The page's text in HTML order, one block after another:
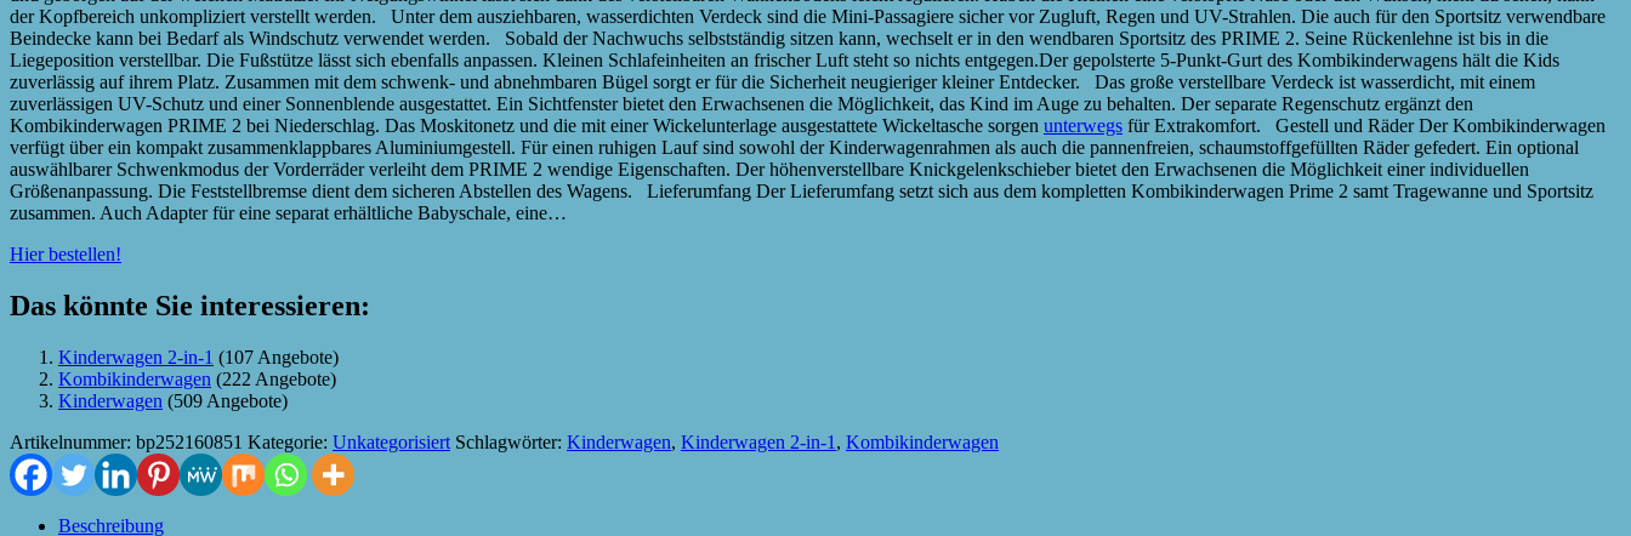
der Kopfbereich unkompliziert verstellt werden. Unter dem ausziehbaren, wasserdichten Verdeck sind die Mini-Passagiere sicher vor Zugluft, Regen und UV-Strahlen. Die auch für den Sportsitz verwendbare
Beindecke kann bei Bedarf als Windschutz verwendet werden. Sobald der Nachwuchs selbstständig sitzen kann, wechselt er in den wendbaren Sportsitz des PRIME 2. Seine Rückenlehne ist bis in die
Liegeposition verstellbar. Die Fußstütze lässt sich ebenfalls anpassen. Kleinen Schlafeinheiten an frischer Luft steht so nichts entgegen.Der gepolsterte 5-Punkt-Gurt des Kombikinderwagens hält die Kids
zuverlässig auf ihrem Platz. Zusammen mit dem schwenk- und abnehmbaren Bügel sorgt er für die Sicherheit neugieriger kleiner Entdecker. Das große verstellbare Verdeck ist wasserdicht, mit einem
zuverlässigen UV-Schutz und einer Sonnenblende ausgestattet. Ein Sichtfenster bietet den Erwachsenen die Möglichkeit, das Kind im Auge zu behalten. Der separate Regenschutz ergänzt den
Kombikinderwagen PRIME 2 bei Niederschlag. Das Moskitonetz und die mit einer Wickelunterlage ausgestattete Wickeltasche sorgen unterwegs für Extrakomfort. Gestell und Räder Der Kombikinderwagen
verfügt über ein kompakt zusammenklappbares Aluminiumgestell. Für einen ruhigen Lauf sind sowohl der Kinderwagenrahmen als auch die pannenfreien, schaumstoffgefüllten Räder gefedert. Ein optional
auswählbarer Schwenkmodus der Vorderräder verleiht dem PRIME 2 wendige Eigenschaften. Der höhenverstellbare Knickgelenkschieber bietet den Erwachsenen die Möglichkeit einer individuellen
Größenanpassung. Die Feststellbremse dient dem sicheren Abstellen des Wagens. Lieferumfang Der Lieferumfang setzt sich aus dem kompletten Kombikinderwagen Prime 2 samt Tragewanne und Sportsitz
zusammen. Auch Adapter für eine separat erhältliche Babyschale, eine…
Hier bestellen!
Das könnte Sie interessieren:
Kinderwagen 2-in-1 (107 Angebote)
Kombikinderwagen (222 Angebote)
Kinderwagen (509 Angebote)
Artikelnummer: bp252160851 Kategorie: Unkategorisiert Schlagwörter: Kinderwagen, Kinderwagen 2-in-1 , Kombikinderwagen
Beschreibung